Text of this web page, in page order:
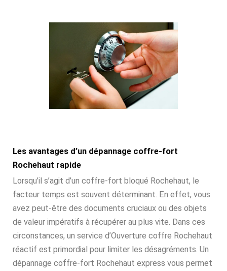
Les avantages d’un dépannage coffre-fort
Rochehaut rapide
Lorsqu’il s’agit d’un coffre-fort bloqué Rochehaut, le
facteur temps est souvent déterminant. En effet, vous
avez peut-être des documents cruciaux ou des objets
de valeur impératifs à récupérer au plus vite. Dans ces
circonstances, un service d’Ouverture coffre Rochehaut
réactif est primordial pour limiter les désagréments. Un
dépannage coffre-fort Rochehaut express vous permet